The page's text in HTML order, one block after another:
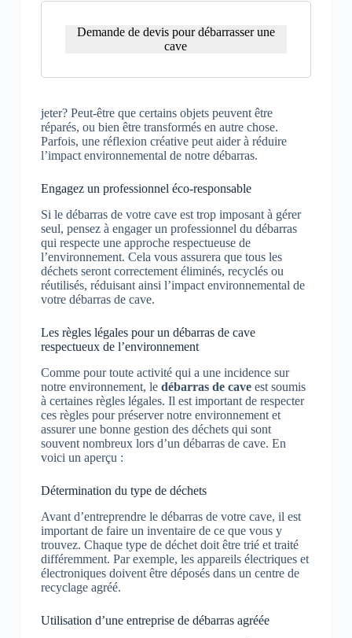
Demande de devis pour débarrasser une
cave
jeter? Peut-être que certains objets peuvent être
réparés, ou bien être transformés en autre chose.
Parfois, une réflexion créative peut aider à réduire
l’impact environnemental de notre débarras.
Engagez un professionnel éco-responsable
Si le débarras de votre cave est trop imposant à gérer
seul, pensez à engager un professionnel du débarras
qui respecte une approche respectueuse de
l’environnement. Cela vous assurera que tous les
déchets seront correctement éliminés, recyclés ou
réutilisés, réduisant ainsi l’impact environnemental de
votre débarras de cave.
Les règles légales pour un débarras de cave
respectueux de l’environnement
Comme pour toute activité qui a une incidence sur
notre environnement, le débarras de caveest soumis
à certaines règles légales. Il est important de respecter
ces règles pour préserver notre environnement et
assurer une bonne gestion des déchets qui sont
souvent nombreux lors d’un débarras de cave. En
voici un aperçu :
Détermination du type de déchets
Avant d’entreprendre le débarras de votre cave, il est
important de faire un inventaire de ce que vous y
trouvez. Chaque type de déchet doit être trié et traité
différemment. Par exemple, les appareils électriques et
électroniques doivent être déposés dans un centre de
recyclage agréé.
Utilisation d’une entreprise de débarras agréée